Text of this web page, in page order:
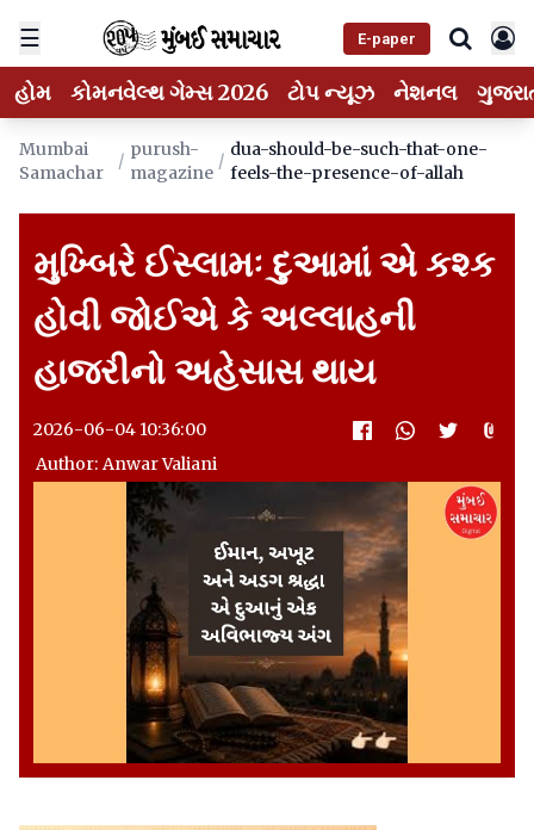
☰ E-paper
હોમ કોમનવેલ્થ ગેમ્સ 2026 ટોપ ન્યૂઝ નેશનલ
Mumbai
Samachar
/
purush-
magazine
/
dua-should-be-such-that-one-
feels-the-presence-of-allah
મુખ્બિરે ઈસ્લામઃ દુઆમાં એ કશ્ક
હોવી જોઈએ કે અલ્લાહની
હાજરીનો અહેસાસ થાય
2026-06-04 10:36:00
Author: Anwar Valiani